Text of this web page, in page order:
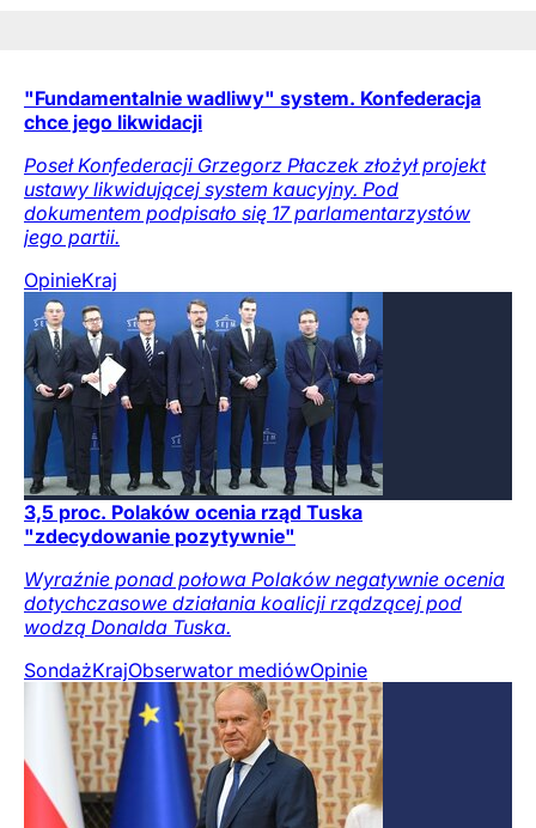
"Fundamentalnie wadliwy" system. Konfederacja
chce jego likwidacji
Poseł Konfederacji Grzegorz Płaczek złożył projekt
ustawy likwidującej system kaucyjny. Pod
dokumentem podpisało się 17 parlamentarzystów
jego partii.
OpinieKraj
3,5 proc. Polaków ocenia rząd Tuska
"zdecydowanie pozytywnie"
Wyraźnie ponad połowa Polaków negatywnie ocenia
dotychczasowe działania koalicji rządzącej pod
wodzą Donalda Tuska.
SondażKrajObserwator mediówOpinie